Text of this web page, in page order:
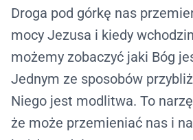
Droga pod górkę nas
mocy Jezusa i kiedy
możemy zobaczyć jaki Bóg
Jednym ze sposobów
Niego jest modlitwa. To
że może przemieniać nas i